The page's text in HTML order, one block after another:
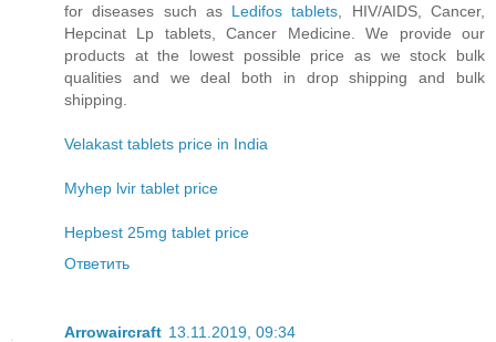
for diseases such as Ledifos tablets , HIV/AIDS, Cancer,
Hepcinat Lp tablets, Cancer Medicine. We provide our
products at the lowest possible price as we stock bulk
qualities and we deal both in drop shipping and bulk
shipping.
Velakast tablets price in India
Myhep lvir tablet price
Hepbest 25mg tablet price
Ответить
Arrowaircraft 13.11.2019, 09:34